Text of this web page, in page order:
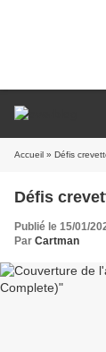
Accueil » Défis
Défis
Publié le 15/01/
Par Cartman